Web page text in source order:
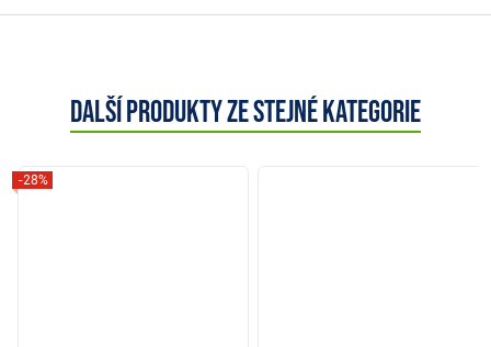
Další produkty ze stejné kategorie
-28%